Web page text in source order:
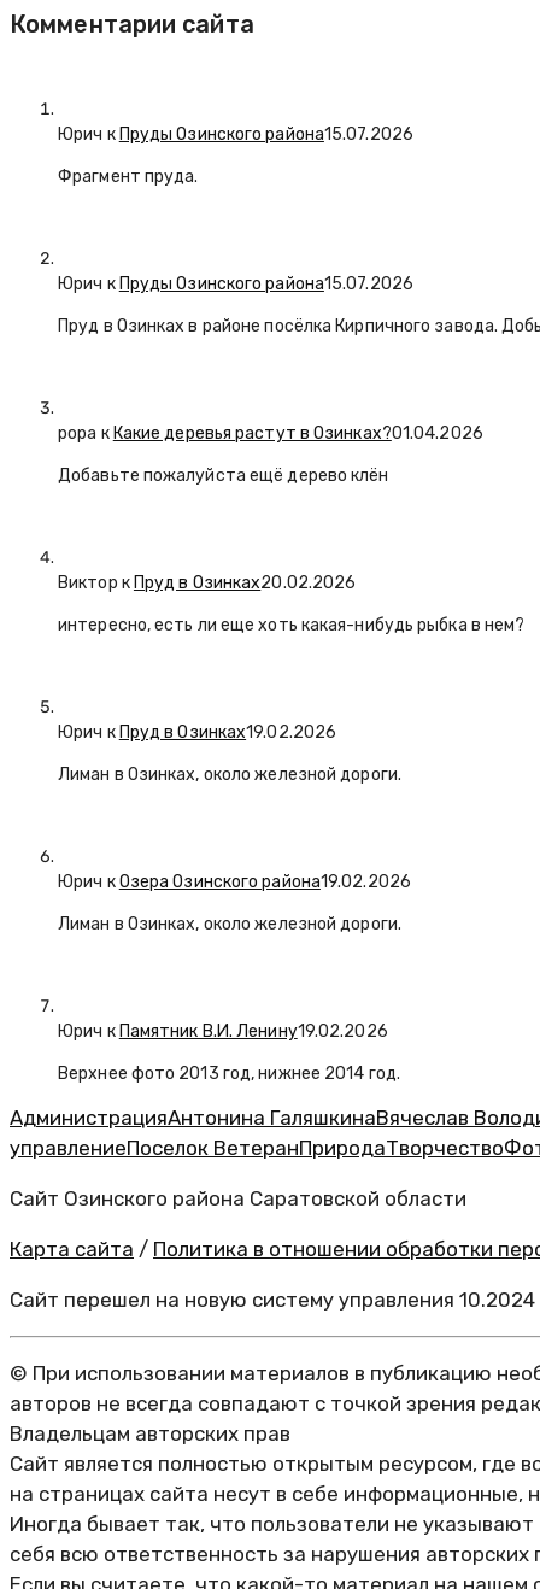
Комментарии сайта
Юрич к Пруды Озинского района15.07.2026
Фрагмент пруда.
Юрич к Пруды Озинского района15.07.2026
Пруд в Озинках в районе посёлка Кирпичного завода.
popa к Какие деревья растут в Озинках?01.04.2026
Добавьте пожалуйста ещё дерево клён
Виктор к Пруд в Озинках20.02.2026
интересно, есть ли еще хоть какая-нибудь рыбка в нем?
Юрич к Пруд в Озинках19.02.2026
Лиман в Озинках, около железной дороги.
Юрич кОзера Озинского района19.02.2026
Лиман в Озинках, около железной дороги.
Юрич к Памятник В.И. Ленину19.02.2026
Верхнее фото 2013 год, нижнее 2014 год.
АдминистрацияАнтонина ГаляшкинаВячеслав
управлениеПоселок ВетеранПриродаТворчество
Сайт Озинского района Саратовской области
Карта сайта / Политика в отношении обработки
Сайт перешел на новую систему управления 10.2024
© При использовании материалов в публикацию
авторов не всегда совпадают с точкой зрения
Владельцам авторских прав
Сайт является полностью открытым ресурсом, где
на страницах сайта несут в себе информационные,
Иногда бывает так, что пользователи не
себя всю ответственность за нарушения авторских